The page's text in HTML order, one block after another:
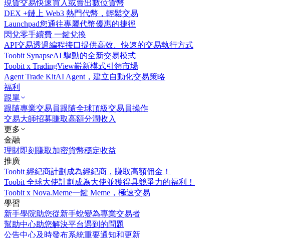
現貨交易快速買入或賣出數位貨幣
DEX +鏈上 Web3 熱門代幣，輕鬆交易
Launchpad您通往專屬代幣優惠的捷徑
閃兌零手續費 一鍵兌換
API交易透過編程接口提供高效、快速的交易執行方式
Toobit SynapseAI 驅動的全新交易模式
Toobit x TradingView嶄新模式引領市場
Agent Trade KitAI Agent，建立自動化交易策略
福利
跟單
跟隨專業交易員跟隨全球頂級交易員操作
交易大師招募賺取高額分潤收入
更多
金融
理財即刻賺取加密貨幣穩定收益
推廣
Toobit 經紀商計劃 成為經紀商，賺取高額佣金！
Toobit 全球大使計劃 成為大使並獲得具競爭力的福利！
Toobit x Nova.Meme一鍵 Meme，極速交易
學習
新手學院助您從新手蛻變為專業交易者
幫助中心助您解決平台遇到的問題
公告中心及時發布系統重要通知和更新